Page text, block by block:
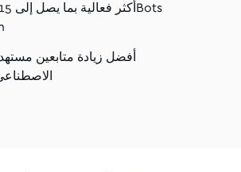
أفضل زيادة متابعين